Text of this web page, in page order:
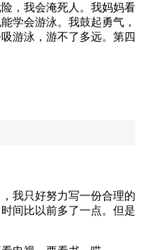
，我会淹死人。我妈妈看
学会游泳。我鼓起勇气，
游泳，游不了多远。第四
我只好努力写一份合理的
间比以前多了一点。但是